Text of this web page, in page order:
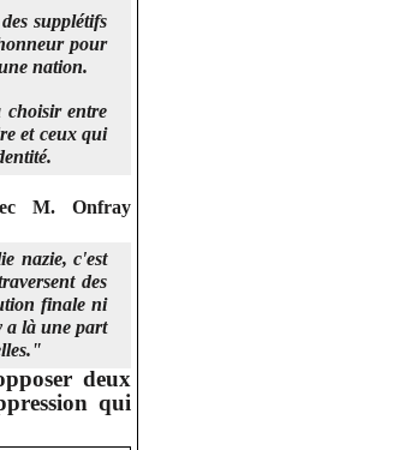
supplétifs
pour
nation.
entre
et ceux qui
M. Onfray
nazie, c'est
des
finale ni
a là une part
deux
qui